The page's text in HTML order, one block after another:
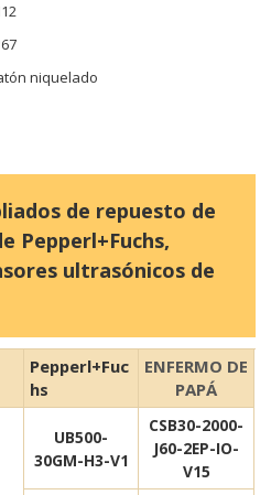
niquelado
de repuesto de
Pepperl+Fuchs,
ultrasónicos de
Pepperl+Fuc
hs
ENFERMO DE
PAPÁ
UB500-
30GM-H3-V1
CSB30-2000-
J60-2EP-IO-
V15